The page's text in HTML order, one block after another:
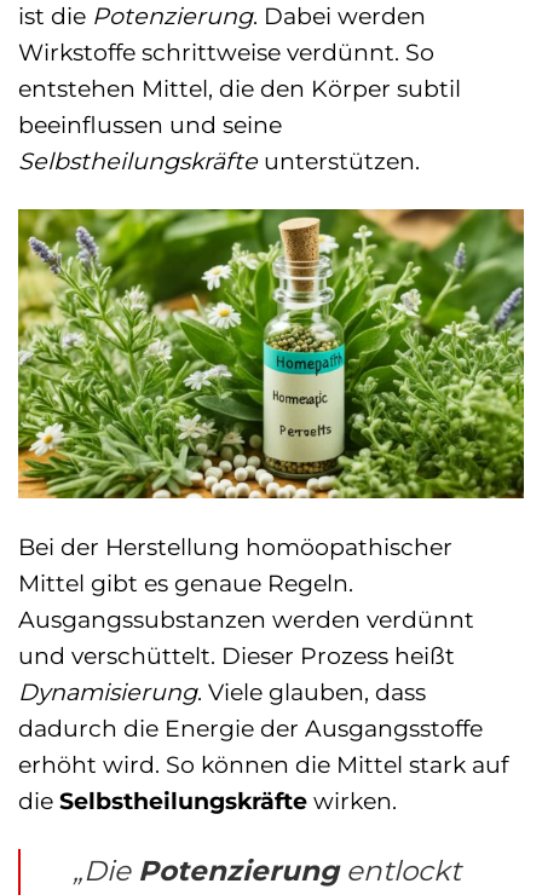
ist die Potenzierung. Dabei werden
Wirkstoffe schrittweise verdünnt. So
entstehen Mittel, die den Körper subtil
beeinflussen und seine
Selbstheilungskräfteunterstützen.
Bei der Herstellung homöopathischer
Mittel gibt es genaue Regeln.
Ausgangssubstanzen werden verdünnt
und verschüttelt. Dieser Prozess heißt
Dynamisierung. Viele glauben, dass
dadurch die Energie der Ausgangsstoffe
erhöht wird. So können die Mittel stark auf
die Selbstheilungskräfte wirken.
„Die Potenzierungentlockt